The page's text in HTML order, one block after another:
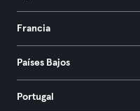
Francia
Países Bajos
Portugal